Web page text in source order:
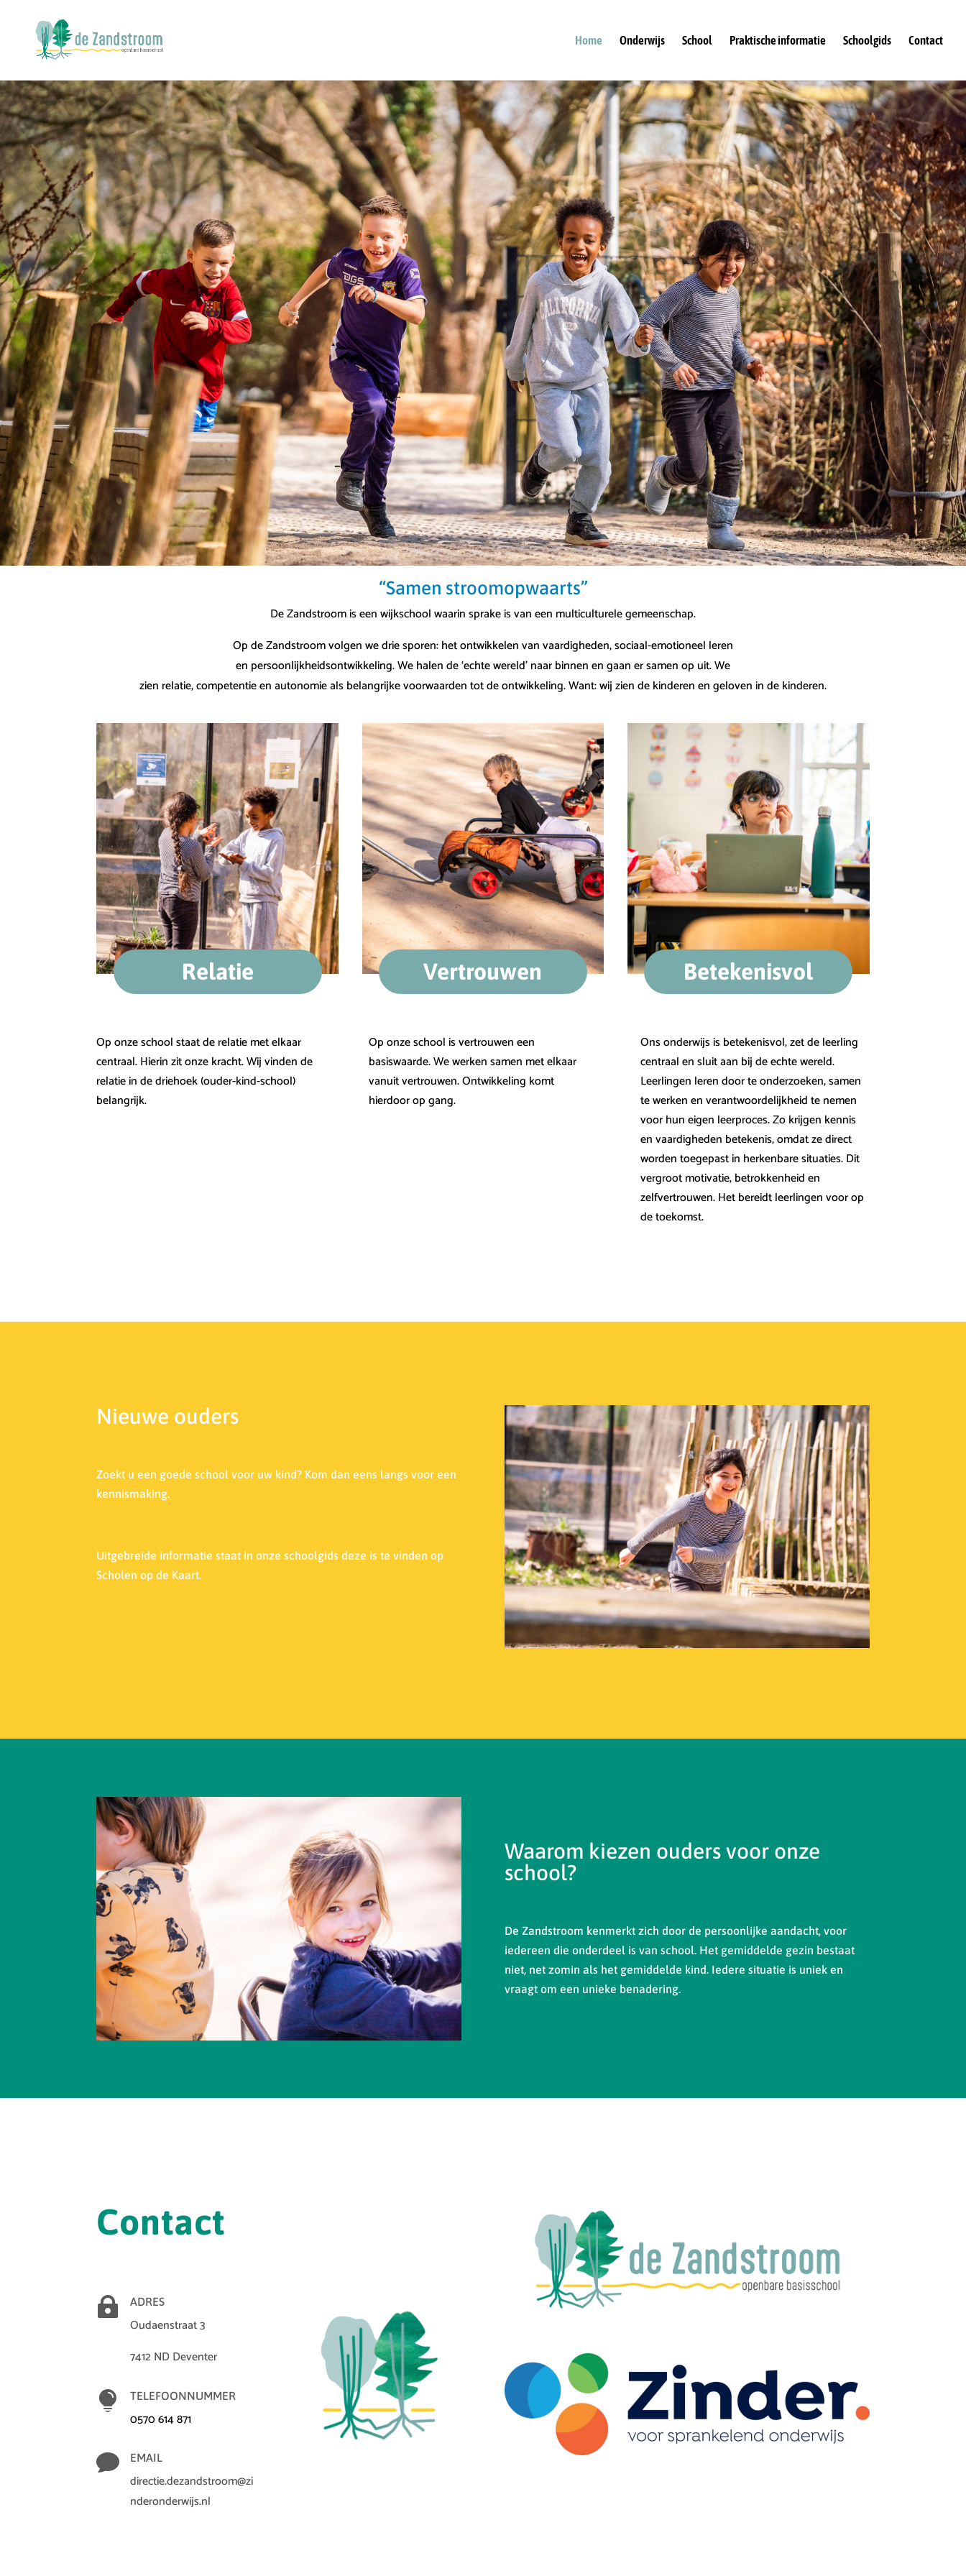
Home Onderwijs School Praktische informatie Schoolgids Contact
“Samen stroomopwaarts”
De Zandstroom is een wijkschool waarin sprake is van een multiculturele gemeenschap.
Op de Zandstroom volgen we drie sporen: het ontwikkelen van vaardigheden, sociaal-emotioneel leren
en persoonlijkheidsontwikkeling. We halen de ‘echte wereld’ naar binnen en gaan er samen op uit. We
zien relatie, competentie en autonomie als belangrijke voorwaarden tot de ontwikkeling. Want: wij zien de kinderen en geloven in de kinderen.
Relatie Vertrouwen Betekenisvol
Op onze school staat de relatie met elkaar
centraal. Hierin zit onze kracht. Wij vinden de
relatie in de driehoek (ouder-kind-school)
belangrijk.
Op onze school is vertrouwen een
basiswaarde. We werken samen met elkaar
vanuit vertrouwen. Ontwikkeling komt
hierdoor op gang.
Ons onderwijs is betekenisvol, zet de leerling
centraal en sluit aan bij de echte wereld.
Leerlingen leren door te onderzoeken, samen
te werken en verantwoordelijkheid te nemen
voor hun eigen leerproces. Zo krijgen kennis
en vaardigheden betekenis, omdat ze direct
worden toegepast in herkenbare situaties. Dit
vergroot motivatie, betrokkenheid en
zelfvertrouwen. Het bereidt leerlingen voor op
de toekomst.
Nieuwe ouders
Zoekt u een goede school voor uw kind? Kom dan eens langs voor een
kennismaking.
Uitgebreide informatie staat in onze schoolgids deze is te vinden op
Scholen op de Kaart.
Waarom kiezen ouders voor onze
school?
De Zandstroom kenmerkt zich door de persoonlijke aandacht, voor
iedereen die onderdeel is van school. Het gemiddelde gezin bestaat
niet, net zomin als het gemiddelde kind. Iedere situatie is uniek en
vraagt om een unieke benadering.
Contact
 ADRES
Oudaenstraat 3
7412 ND Deventer
 TELEFOONNUMMER
0570 614 871
 EMAIL
directie.dezandstroom@zi
nderonderwijs.nl